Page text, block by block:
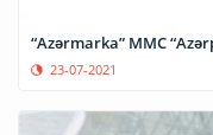
“Azərmarka” MMC
23-07-2021